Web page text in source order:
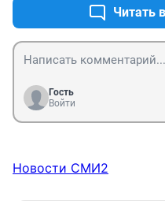
Пытался тут
несколько этапов
платную. Потому что
невозможно. Кому этот
все прекрасно с
иначе сталкивались
Читать
Гость
Войти
Новости СМИ2